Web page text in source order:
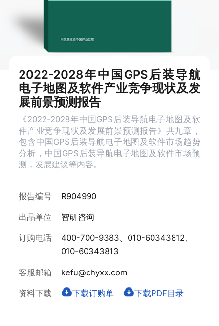
2022-2028年中国GPS后装导航
电子地图及软件产业竞争现状及发
展前景预测报告
《2022-2028年中国GPS后装导航电子地图及软
件产业竞争现状及发展前景预测报告》共九章，
包含中国GPS后装导航电子地图及软件市场趋势
分析，中国GPS后装导航电子地图及软件市场预
测，发展建议等内容。
报告编号 R904990
出品单位 智研咨询
订购电话
400-700-9383、010-60343812、
010-60343813
客服邮箱 kefu@chyxx.com
资料下载 下载订购单 下载PDF目录